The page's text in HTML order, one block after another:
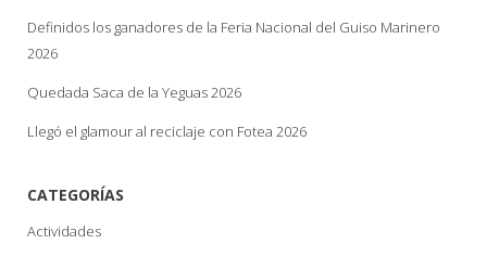
Definidos los ganadores de la Feria Nacional del Guiso Marinero
2026
Quedada Saca de la Yeguas 2026
Llegó el glamour al reciclaje con Fotea 2026
CATEGORÍAS
Actividades